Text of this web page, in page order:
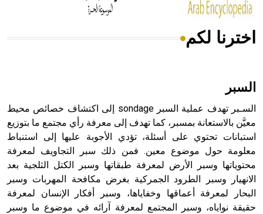
هل تعلم أن الأبسيد كلمة فرنسية اللفظ تم اعتمادها مصطلحاً
- هل تعلم أن أبجر Abgar اسم معروف جيداً يعود إلى عدد من
الملوك الذين حكموا مدينة إديسا (الرها) من أبجر الأول وحتى
التاسع، وهم ينتسبون إلى أسرة أوسروين
اخترنا لكم
السبر
السـبر تهدف عملية السبر sondage إلى اكتشاف خصائص محيط
معيَّن بالاستعانة بمسبر، كما تهدف إلى معرفة رأي مجتمع ما بتوزيع
استبانات تحتوي على أسئلة، تؤدي الأجوبة عليها إلى استنباط
معلومة حول موضوع معين. فمن ذلك سبر التجاويف لمعرفة
محتوياتها وسبر الأرض لمعرفة طبقاتها وسبر الكتل الثلجية بعد
الانهيار وسبر الطرود الجمركية بغرض مكافحة المهربات وسبر
البحار لمعرفة أعماقها وخفاياها، وسبر أفكار الإنسان لمعرفة
حقيقة نواياه، وسبر المجتمع لمعرفة آرائه في موضوع ما وسبر